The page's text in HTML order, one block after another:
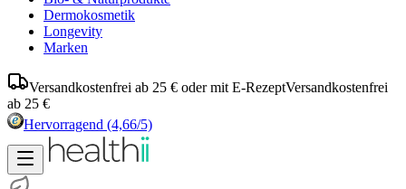
Dermokosmetik
Longevity
Marken
Versandkostenfrei ab 25 € oder mit E-RezeptVersandkostenfrei
ab 25 €
Hervorragend (4,66/5)